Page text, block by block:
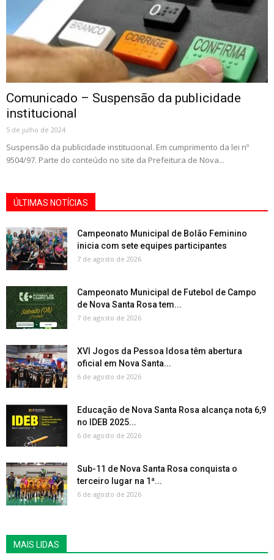
Comunicado – Suspensão da publicidade
institucional
5 de julho de 2024
Suspensão da publicidade institucional. Em cumprimento da lei nº
9504/97. Parte do conteúdo no site da Prefeitura de Nova...
ÚLTIMAS NOTÍCIAS
Campeonato Municipal de Bolão Feminino
inicia com sete equipes participantes
7 de agosto de 2026
Campeonato Municipal de Futebol de Campo
de Nova Santa Rosa tem...
7 de agosto de 2026
XVI Jogos da Pessoa Idosa têm abertura
oficial em Nova Santa...
6 de agosto de 2026
Educação de Nova Santa Rosa alcança nota 6,9
no IDEB 2025...
6 de agosto de 2026
Sub-11 de Nova Santa Rosa conquista o
terceiro lugar na 1ª...
6 de agosto de 2026
MAIS LIDAS